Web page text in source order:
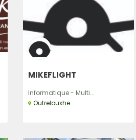
MIKEFLIGHT
Informatique - Multi...
Outrelouxhe